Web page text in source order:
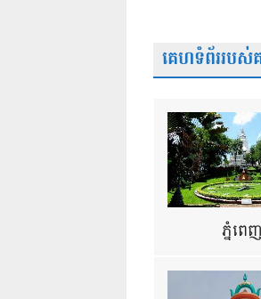
គេហទំព័ររបស់
ភ្នំពេញ